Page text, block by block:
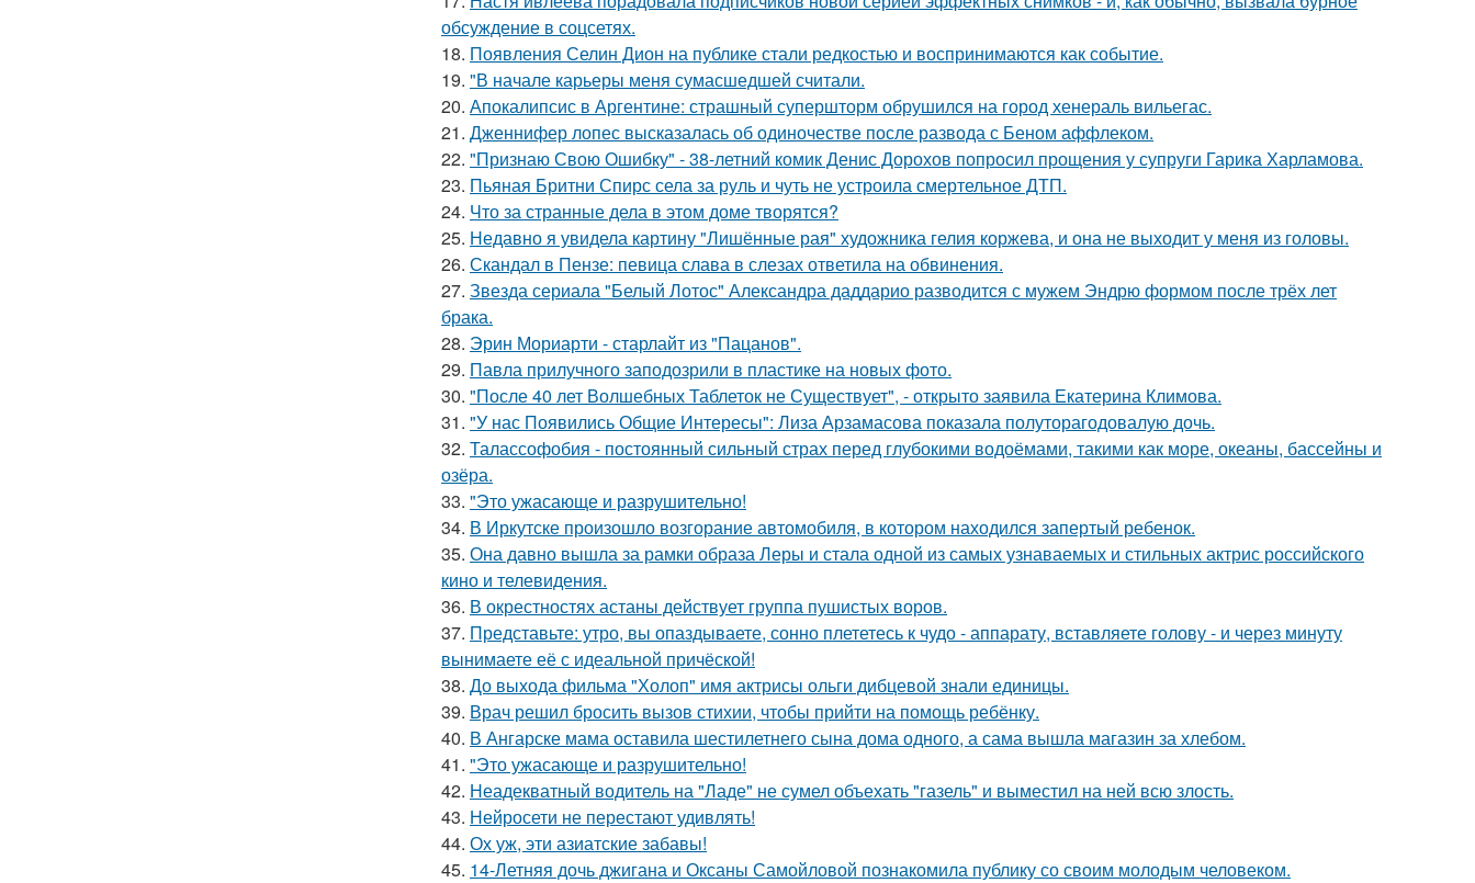
обсуждение в соцсетях.
18. Появления Селин Дион на публике стали редкостью и воспринимаются как событие.
19. "В начале карьеры меня сумасшедшей считали.
20. Апокалипсис в Аргентине: страшный супершторм обрушился на город хенераль вильегас.
21. Дженнифер лопес высказалась об одиночестве после развода с Беном аффлеком.
22. "Признаю Свою Ошибку" - 38-летний комик Денис Дорохов попросил прощения у супруги Гарика Харламова.
23. Пьяная Бритни Спирс села за руль и чуть не устроила смертельное ДТП.
24. Что за странные дела в этом доме творятся?
25. Недавно я увидела картину "Лишённые рая" художника гелия коржева, и она не выходит у меня из головы.
26. Скандал в Пензе: певица слава в слезах ответила на обвинения.
27. Звезда сериала "Белый Лотос" Александра даддарио разводится с мужем Эндрю формом после трёх лет
брака.
28. Эрин Мориарти - старлайт из "Пацанов".
29. Павла прилучного заподозрили в пластике на новых фото.
30. "После 40 лет Волшебных Таблеток не Существует", - открыто заявила Екатерина Климова.
31. "У нас Появились Общие Интересы": Лиза Арзамасова показала полуторагодовалую дочь.
32. Талассофобия - постоянный сильный страх перед глубокими водоёмами, такими как море, океаны, бассейны и
озёра.
33. "Это ужасающе и разрушительно!
34. В Иркутске произошло возгорание автомобиля, в котором находился запертый ребенок.
35. Она давно вышла за рамки образа Леры и стала одной из самых узнаваемых и стильных актрис российского
кино и телевидения.
36. В окрестностях астаны действует группа пушистых воров.
37. Представьте: утро, вы опаздываете, сонно плететесь к чудо - аппарату, вставляете голову - и через минуту
вынимаете её с идеальной причёской!
38. До выхода фильма "Холоп" имя актрисы ольги дибцевой знали единицы.
39. Врач решил бросить вызов стихии, чтобы прийти на помощь ребёнку.
40. В Ангарске мама оставила шестилетнего сына дома одного, а сама вышла магазин за хлебом.
41. "Это ужасающе и разрушительно!
42. Неадекватный водитель на "Ладе" не сумел объехать "газель" и выместил на ней всю злость.
43. Нейросети не перестают удивлять!
44. Ох уж, эти азиатские забавы!
45. 14-Летняя дочь джигана и Оксаны Самойловой познакомила публику со своим молодым человеком.